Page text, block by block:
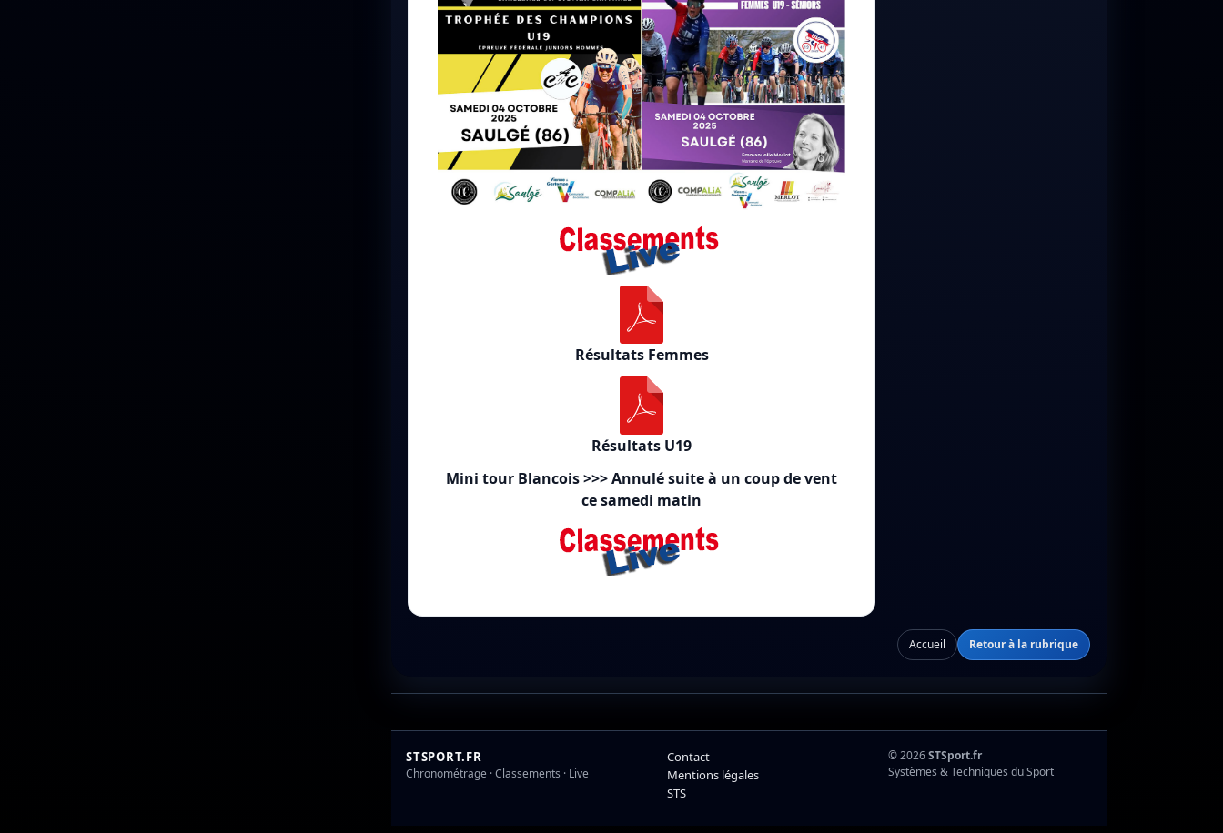
Résultats Femmes
Résultats U19
Mini tour Blancois >>> Annulé suite à un coup de vent
ce samedi matin
Accueil Retour à la rubrique
STSPORT.FR
Chronométrage · Classements · Live
Contact
Mentions légales
STS
© 2026STSport.fr
Systèmes & Techniques du Sport